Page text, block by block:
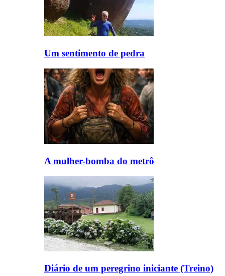
Um sentimento de pedra
A mulher-bomba do metrô
Diário de um peregrino iniciante (Treino)